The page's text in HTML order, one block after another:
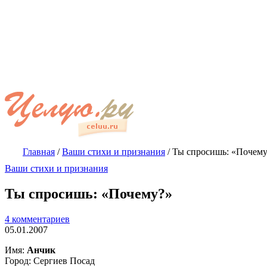
Главная /Ваши стихи и признания /Ты спросишь:
Ваши стихи и признания
Ты спросишь: «Почему?»
4 комментариев
05.01.2007
Имя: Анчик
Город: Сергиев Посад